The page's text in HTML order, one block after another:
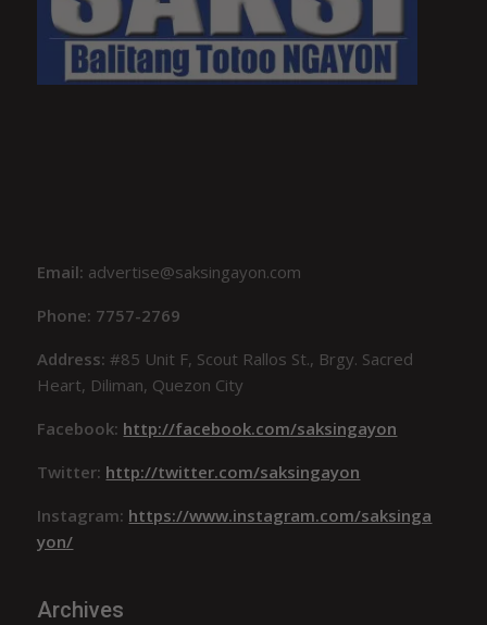
Email: advertise@saksingayon.com
Phone: 7757-2769
Address:#85 Unit F, Scout Rallos St., Brgy. Sacred
Heart, Diliman, Quezon City
Facebook: http://facebook.com/saksingayon
Twitter: http://twitter.com/saksingayon
Instagram: https://www.instagram.com/saksinga
yon/
Archives